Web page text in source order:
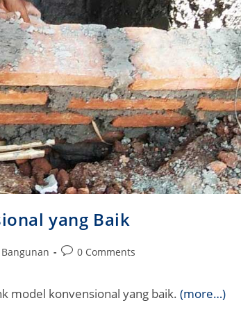
yang Baik
Post0 Comments
model konvensional yang baik. (more…)